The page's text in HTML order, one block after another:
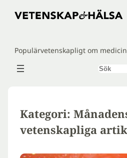
Hoppa
Populärvetenskapligt om
Sök
Kategori:
vetenskapliga